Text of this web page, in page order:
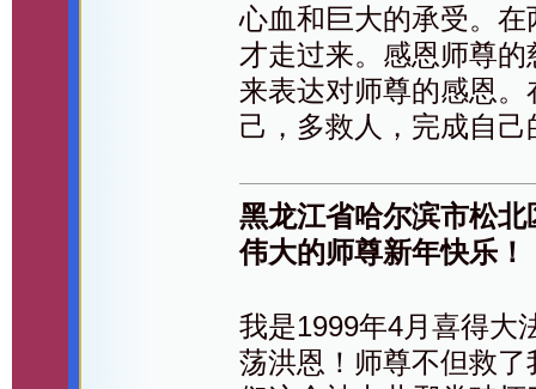
心血和巨大的承受。
才走过来。感恩师尊
来表达对师尊的感恩
己，多救人，完成自
黑龙江省哈尔滨市松
伟大的师尊新年快乐！
我是1999年4月喜得大
荡洪恩！师尊不但救